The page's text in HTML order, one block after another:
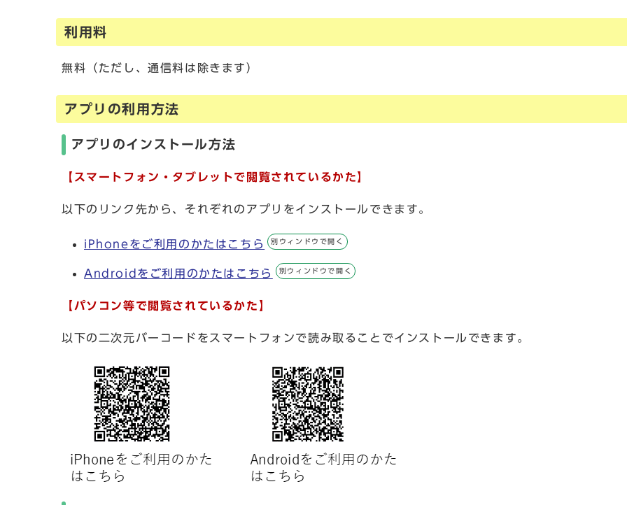
利用料
無料（ただし、通信料は除きます）
アプリの利用方法
アプリのインストール方法
【スマートフォン・タブレットで閲覧されているかた】
以下のリンク先から、それぞれのアプリをインストールできます。
iPhoneをご利用のかたはこちら 別ウィンドウで開く
Androidをご利用のかたはこちら 別ウィンドウで開く
【パソコン等で閲覧されているかた】
以下の二次元バーコードをスマートフォンで読み取ることでインストールできます。